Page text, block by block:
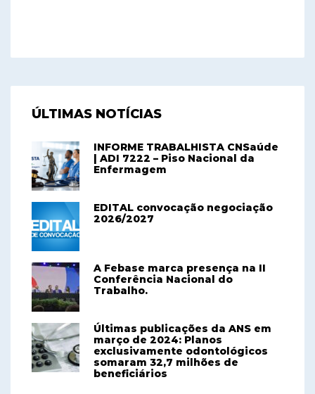
ÚLTIMAS NOTÍCIAS
INFORME TRABALHISTA CNSaúde
| ADI 7222 – Piso Nacional da
Enfermagem
EDITAL convocação negociação
2026/2027
A Febase marca presença na II
Conferência Nacional do
Trabalho.
Últimas publicações da ANS em
março de 2024: Planos
exclusivamente odontológicos
somaram 32,7 milhões de
beneficiários